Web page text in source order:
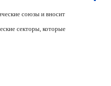
союзы и вносит
секторы, которые